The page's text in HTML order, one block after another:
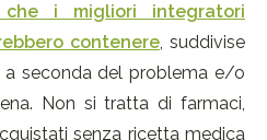
i migliori integratori
contenere, suddivise
seconda del problema e/o
Non si tratta di farmaci,
senza ricetta medica